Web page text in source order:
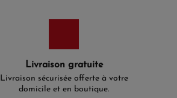
Livraison gratuite
Livraison sécurisée offerte à votre
domicile et en boutique.